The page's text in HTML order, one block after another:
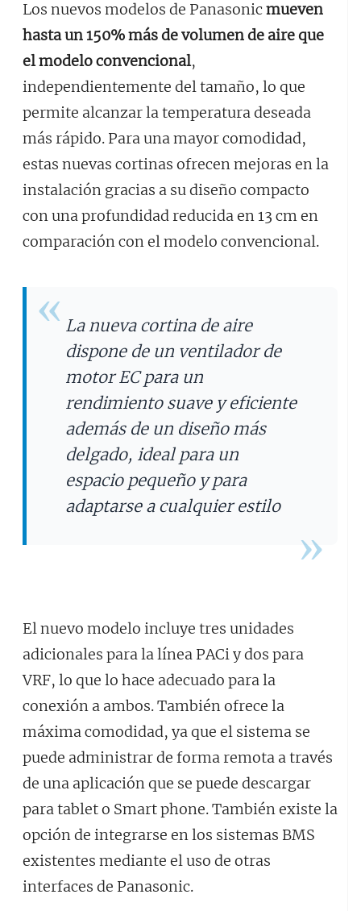
Los nuevos modelos de Panasonicmueven
hasta un 150% más de volumen de aire que
el modelo convencional,
independientemente del tamaño, lo que
permite alcanzar la temperatura deseada
más rápido. Para una mayor comodidad,
estas nuevas cortinas ofrecen mejoras en la
instalación gracias a su diseño compacto
con una profundidad reducida en 13 cm en
comparación con el modelo convencional.
La nueva cortina de aire
dispone de un ventilador de
motor EC para un
rendimiento suave y eficiente
además de un diseño más
delgado, ideal para un
espacio pequeño y para
adaptarse a cualquier estilo
El nuevo modelo incluye tres unidades
adicionales para la línea PACi y dos para
VRF, lo que lo hace adecuado para la
conexión a ambos. También ofrece la
máxima comodidad, ya que el sistema se
puede administrar de forma remota a través
de una aplicación que se puede descargar
para tablet o Smart phone. También existe la
opción de integrarse en los sistemas BMS
existentes mediante el uso de otras
interfaces de Panasonic.